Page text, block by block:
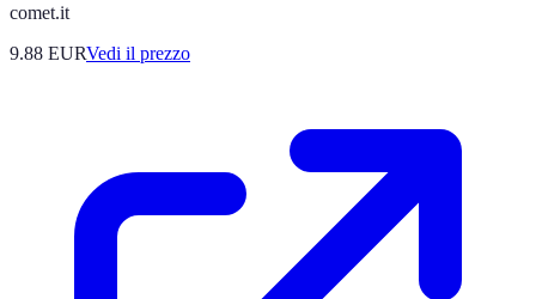
comet.it
9.88 EURVedi il prezzo